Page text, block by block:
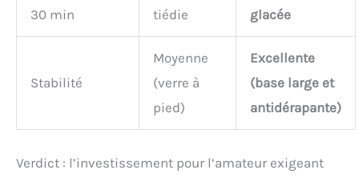
30 min
tiédie
glacée
Stabilité
Moyenne
(verre à
pied)
Excellente
(base large et
antidérapante)
Verdict : l’investissement pour l’amateur exigeant